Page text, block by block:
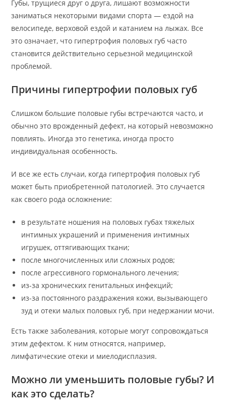
Губы, трущиеся друг о друга, лишают возможности
заниматься некоторыми видами спорта — ездой на
велосипеде, верховой ездой и катанием на лыжах. Все
это означает, что гипертрофия половых губ часто
становится действительно серьезной медицинской
проблемой.
Причины гипертрофии половых губ
Слишком большие половые губы встречаются часто, и
обычно это врожденный дефект, на который невозможно
повлиять. Иногда это генетика, иногда просто
индивидуальная особенность.
И все же есть случаи, когда гипертрофия половых губ
может быть приобретенной патологией. Это случается
как своего рода осложнение:
в результате ношения на половых губах тяжелых
интимных украшений и применения интимных
игрушек, оттягивающих ткани;
после многочисленных или сложных родов;
после агрессивного гормонального лечения;
из-за хронических генитальных инфекций;
из-за постоянного раздражения кожи, вызывающего
зуд и отеки малых половых губ, при недержании мочи.
Есть также заболевания, которые могут сопровождаться
этим дефектом. К ним относятся, например,
лимфатические отеки и миелодисплазия.
Можно ли уменьшить половые губы? И
как это сделать?